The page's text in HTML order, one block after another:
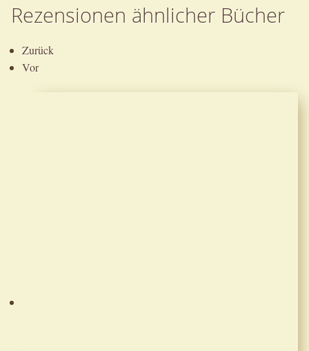
Rezensionen ähnlicher Bücher
Zurück
Vor